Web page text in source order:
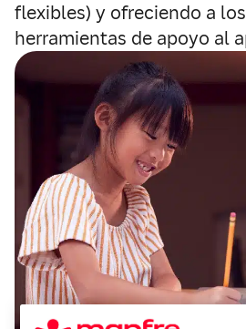
flexibles) y ofreciendo a
herramientas de apoyo al